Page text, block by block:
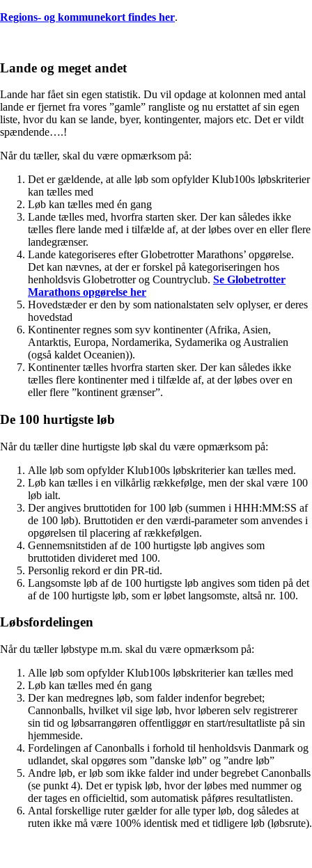
Regions- og kommunekort findes her.
Lande og meget andet
Lande har fået sin egen statistik. Du vil opdage at kolonnen med antal
lande er fjernet fra vores ”gamle” rangliste og nu erstattet af sin egen
liste, hvor du kan se lande, byer, kontingenter, majors etc. Det er vildt
spændende….!
Når du tæller, skal du være opmærksom på:
Det er gældende, at alle løb som opfylder Klub100s løbskriterier
kan tælles med
Løb kan tælles med én gang
Lande tælles med, hvorfra starten sker. Der kan således ikke
tælles flere lande med i tilfælde af, at der løbes over en eller flere
landegrænser.
Lande kategoriseres efter Globetrotter Marathons’ opgørelse.
Det kan nævnes, at der er forskel på kategoriseringen hos
henholdsvis Globetrotter og Countryclub. Se Globetrotter
Marathons opgørelse her
Hovedstæder er den by som nationalstaten selv oplyser, er deres
hovedstad
Kontinenter regnes som syv kontinenter (Afrika, Asien,
Antarktis, Europa, Nordamerika, Sydamerika og Australien
(også kaldet Oceanien)).
Kontinenter tælles hvorfra starten sker. Der kan således ikke
tælles flere kontinenter med i tilfælde af, at der løbes over en
eller flere ”kontinent grænser”.
De 100 hurtigste løb
Når du tæller dine hurtigste løb skal du være opmærksom på:
Alle løb som opfylder Klub100s løbskriterier kan tælles med.
Løb kan tælles i en vilkårlig rækkefølge, men der skal være 100
løb ialt.
Der angives bruttotiden for 100 løb (summen i HHH:MM:SS af
de 100 løb). Bruttotiden er den værdi-parameter som anvendes i
opgørelsen til placering af rækkefølgen.
Gennemsnitstiden af de 100 hurtigste løb angives som
bruttotiden divideret med 100.
Personlig rekord er din PR-tid.
Langsomste løb af de 100 hurtigste løb angives som tiden på det
af de 100 hurtigste løb, som er løbet langsomste, altså nr. 100.
Løbsfordelingen
Når du tæller løbstype m.m. skal du være opmærksom på:
Alle løb som opfylder Klub100s løbskriterier kan tælles med
Løb kan tælles med én gang
Der kan medregnes løb, som falder indenfor begrebet;
Cannonballs, hvilket vil sige løb, hvor løberen selv registrerer
sin tid og løbsarrangøren offentliggør en start/resultatliste på sin
hjemmeside.
Fordelingen af Canonballs i forhold til henholdsvis Danmark og
udlandet, skal opgøres som ”danske løb” og ”andre løb”
Andre løb, er løb som ikke falder ind under begrebet Canonballs
(se punkt 4). Det er typisk løb, hvor der løbes med nummer og
der tages en officieltid, som automatisk påføres resultatlisten.
Antal forskellige ruter gælder for alle typer løb, dog således at
ruten ikke må være 100% identisk med et tidligere løb (løbsrute).